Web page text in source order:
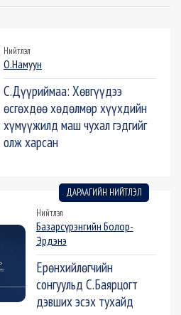
Нийтлэл
О.Намуун
С.Дүүриймаа: Хөвгүүдээ
өсгөхдөө хөдөлмөр хүүхдийн
хүмүүжилд маш чухал гэдгийг
олж харсан
ДАРААГИЙН НИЙТЛЭЛ
Нийтлэл
Базарсүрэнгийн Болор-
Эрдэнэ
Ерөнхийлөгчийн
сонгуульд С.Баярцогт
дэвших эсэх тухайд